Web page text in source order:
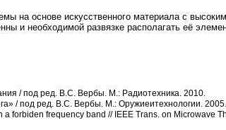
на основе искусственного материала с
и необходимой развязке располагать её
/ под ред. В.С. Вербы. М.: Радиотехника. 2010.
/ под ред. В.С. Вербы. М.: Оружиеитехнологии. 2005.
forbiden frequency band // IEEE Trans. on Microwave